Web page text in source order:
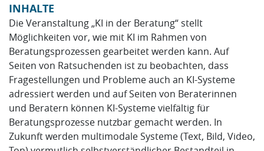
INHALTE
Die Veranstaltung „KI in der Beratung“ stellt
Möglichkeiten vor, wie mit KI im Rahmen von
Beratungsprozessen gearbeitet werden kann. Auf
Seiten von Ratsuchenden ist zu beobachten, dass
Fragestellungen und Probleme auch an KI-Systeme
adressiert werden und auf Seiten von Beraterinnen
und Beratern können KI-Systeme vielfältig für
Beratungsprozesse nutzbar gemacht werden. In
Zukunft werden multimodale Systeme (Text, Bild, Video,